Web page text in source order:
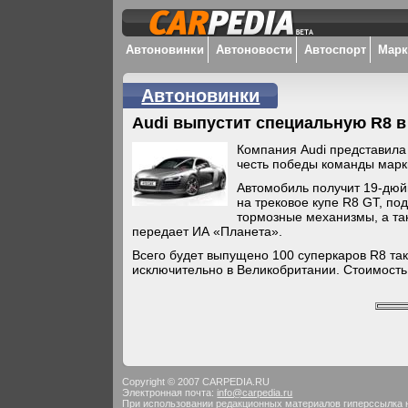
Автоновинки Автоновости Автоспорт
Автоновинки
Audi выпустит специальную R8
Компания Audi
честь победы команды
Автомобиль получит 19-
на трековое купе R8 GT,
тормозные механизмы, а
передает ИА «Планета».
Всего будет выпущено 100 суперкаров R8
исключительно в Великобритании.
Copyright © 2007 CARPEDIA.RU
Электронная почта: info@carpedia.ru
При использовании редакционных материалов гиперссылка